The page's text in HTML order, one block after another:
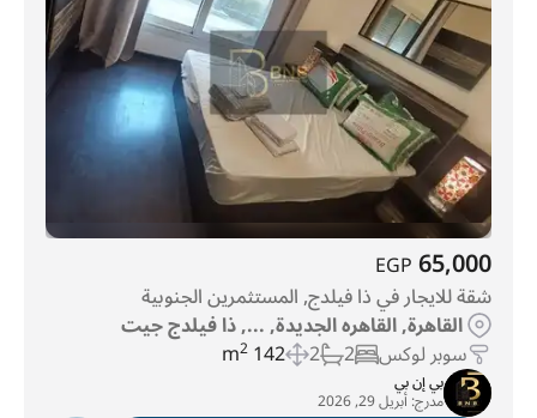
65,000
EGP
شقة للايجار في ذا فيلدج, المستثمرين الجنوبية
القاهرة, القاهره الجديدة, ..., ذا فيلدج جيت
سوبر لوكس 2
2
142 m
2
بي إن بي
مدرج:أبريل 29, 2026